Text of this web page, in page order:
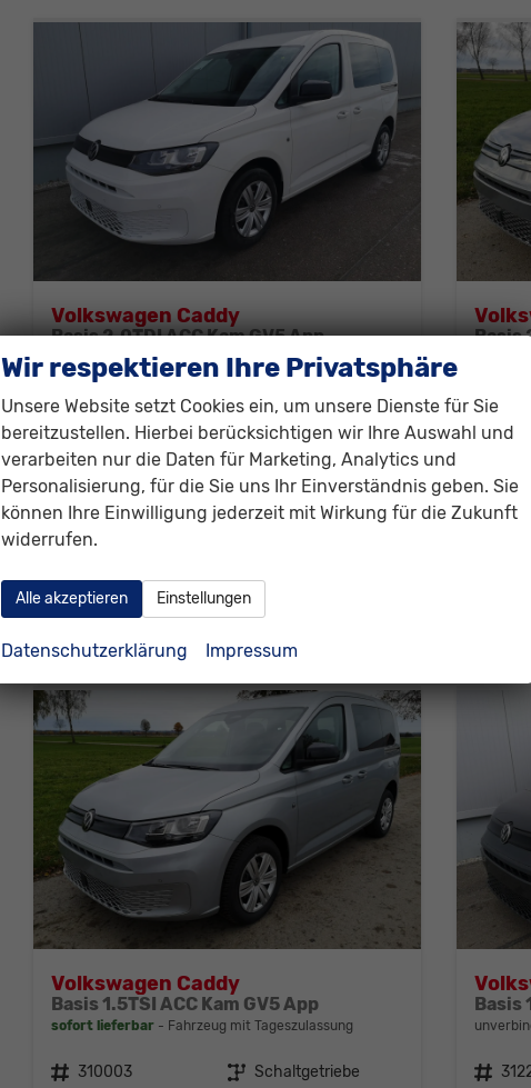
Volkswagen Caddy
Basis 2.0TDI ACC Kam GV5 App
sofort lieferbar Fahrzeug mit Tageszulassung
Fahrzeugnr. 307792 Getriebe Schaltgetriebe
Kraftstoff Diesel Außenfarbe Candyweiß
Leistung 75 kW (102 PS) Kilometerstand 10 km
01.05.2026
29.730,– €
Verbrauch kombiniert:5,70 l/100km
CO2-Klasse:
E
CO -Emissionen:150,00 g/km
Basis
sofort
Fahrzeugnr.
Kraftstoff
75
incl. 19%
-
-
Volkswagen Caddy
Basis 1.5TSI ACC Kam GV5 App
sofort lieferbar Fahrzeug mit Tageszulassung
Fahrzeugnr. 310003 Getriebe Schaltgetriebe
Basis
Fahrzeugnr.
Wir respektieren Ihre Privatsphäre
Unsere Website setzt Cookies ein, um unsere Dienste für Sie
bereitzustellen. Hierbei berücksichtigen wir Ihre Auswahl und
verarbeiten nur die Daten für Marketing, Analytics und
Personalisierung, für die Sie uns Ihr Einverständnis geben. Sie
können Ihre Einwilligung jederzeit mit Wirkung für die Zukunft
widerrufen.
Alle akzeptieren Einstellungen
Datenschutzerklärung Impressum